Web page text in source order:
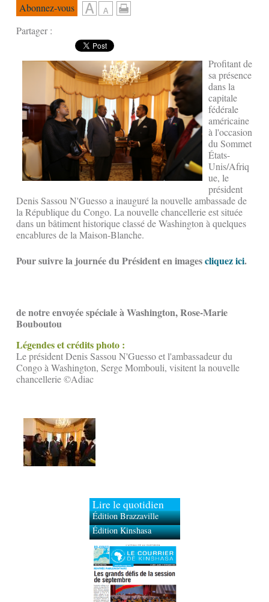
Abonnez-vous
Partager :
Profitant de
sa présence
dans la
capitale
fédérale
américaine
à l'occasion
du Sommet
États-
Unis/Afriq
ue, le
président
Denis Sassou N'Guesso a inauguré la nouvelle ambassade de
la République du Congo. La nouvelle chancellerie est située
dans un bâtiment historique classé de Washington à quelques
encablures de la Maison-Blanche.
Pour suivre la journée du Président en imagescliquez ici.
de notre envoyée spéciale à Washington, Rose-Marie
Bouboutou
Légendes et crédits photo :
Le président Denis Sassou N'Guesso et l'ambassadeur du
Congo à Washington, Serge Mombouli, visitent la nouvelle
chancellerie ©Adiac
Lire le quotidien
Édition Brazzaville
Édition Kinshasa